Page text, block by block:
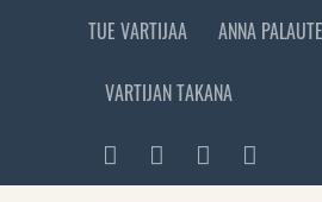
TUE VARTIJAA ANNA
VARTIJAN TAKANA